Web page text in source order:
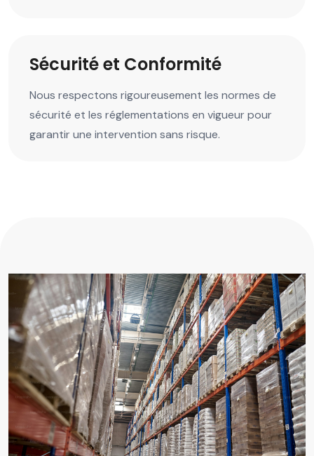
Sécurité et Conformité
Nous respectons rigoureusement les normes de
sécurité et les réglementations en vigueur pour
garantir une intervention sans risque.